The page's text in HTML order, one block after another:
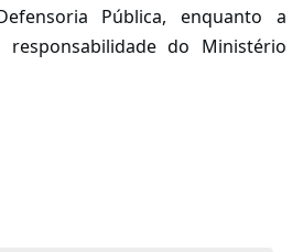
Pública, enquanto a
do Ministério